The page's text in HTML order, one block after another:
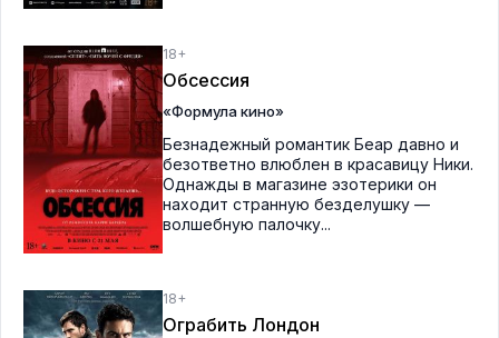
18+
Обсессия
«Формула кино»
Безнадежный романтик Беар давно и
безответно влюблен в красавицу Ники.
Однажды в магазине эзотерики он
находит странную безделушку —
волшебную палочку...
18+
Ограбить Лондон